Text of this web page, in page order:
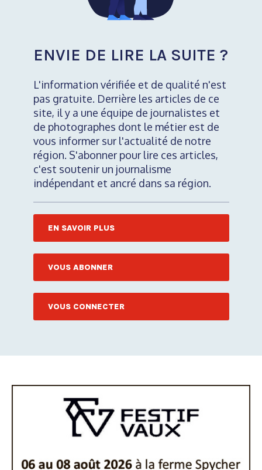
ENVIE DE LIRE LA SUITE ?
L'information vérifiée et de qualité n'est
pas gratuite. Derrière les articles de ce
site, il y a une équipe de journalistes et
de photographes dont le métier est de
vous informer sur l'actualité de notre
région. S'abonner pour lire ces articles,
c'est soutenir un journalisme
indépendant et ancré dans sa région.
EN SAVOIR PLUS
VOUS ABONNER
VOUS CONNECTER